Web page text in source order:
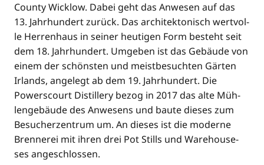
Coun­ty Wick­low. Dabei geht das Anwe­sen auf das
13. Jahr­hun­dert zurück. Das archi­tek­to­nisch wert­vol­
le Her­ren­haus in sei­ner heu­ti­gen Form besteht seit
dem 18. Jahr­hun­dert. Umge­ben ist das Gebäu­de von
einem der schöns­ten und meist­be­such­ten Gär­ten
Irlands, ange­legt ab dem 19. Jahr­hun­dert. Die
Powers­court Distil­lery bezog in 2017 das alte Müh­
len­ge­bäu­de des Anwe­sens und bau­te die­ses zum
Besu­cher­zen­trum um. An die­ses ist die moder­ne
Bren­ne­rei mit ihren drei Pot Stills und Warehouse­
ses angeschlossen.